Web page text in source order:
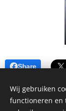
Share
Wij gebruiken
functioneren en